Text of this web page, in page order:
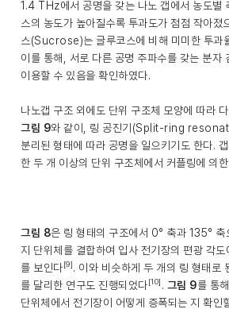
1.4 THz에서 공명을 갖는 나노 갭에서 농도별
스의 농도가 높아질수록 투과도가 점점 작아졌
스(Sucrose)는 글루코스에 비해 미미한 투과
이를 통해, 서로 다른 공명 주파수를 갖는 분자
이용할 수 있음을 확인하였다.
나노갭 구조 외에도 단위 구조체 모양에 따라
그림 9와 같이, 링 공진기(Split-ring
분리된 형태에 따라 공명을 일으키기도 한다.
한 두 개 이상의 단위 구조체에서 커플링에 의
그림 8은 링 형태의 구조에서 0° 축과 135° 축
지 단위체를 결합하여 입사 전기장의 편광 각
를 보인다[9]. 이와 비슷하게 두 개의 링 형태로
를 달리한 연구도 진행되었다[10] . 그림 9를 통
단위체에서 전기장이 어떻게 증폭되는 지 확인